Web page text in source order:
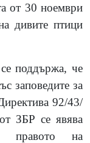
от 30 ноември
дивите птици
поддържа, че
заповедите за
92/43/
ЗБР се явява
правото на